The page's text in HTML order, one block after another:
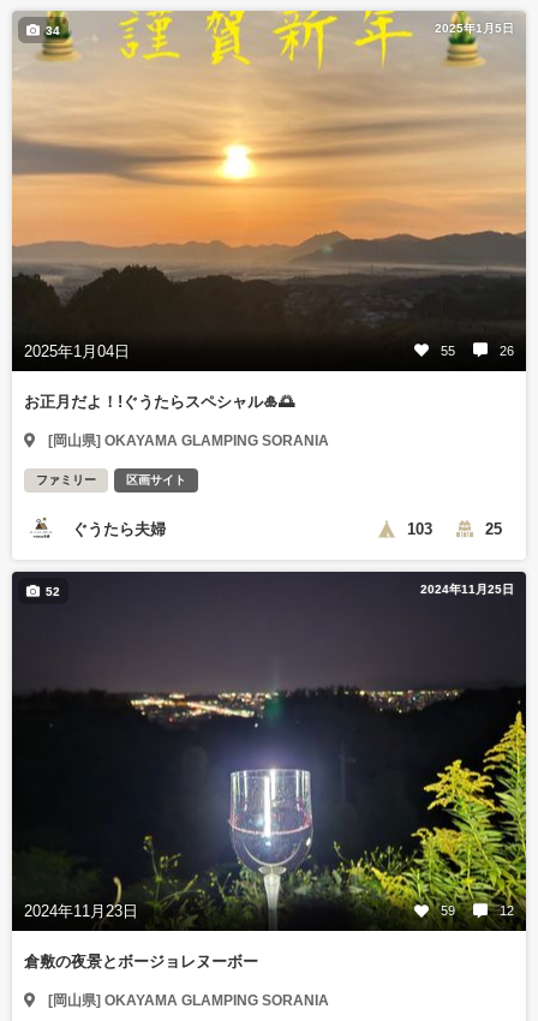
2025年1月5日
2025年1月04日 55 26
34
お正月だよ！!ぐうたらスペシャル🎍🌅
[岡山県] OKAYAMA GLAMPING SORANIA
ファミリー 区画サイト
ぐうたら夫婦 103 25
2024年11月25日
2024年11月23日 59 12
52
倉敷の夜景とボージョレヌーボー
[岡山県] OKAYAMA GLAMPING SORANIA